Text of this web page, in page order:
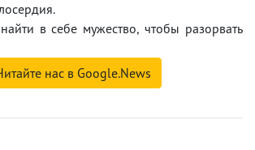
в себе мужество, чтобы разорвать
нас в Google.News